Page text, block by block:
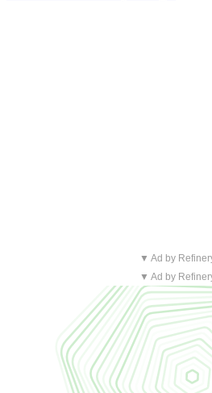
▼ Ad by
▼ Ad by